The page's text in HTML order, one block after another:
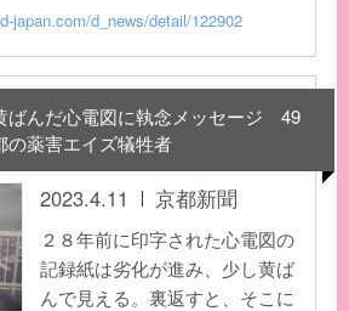
japan.com/d_news/detail/122902
ばんだ心電図に執念メッセージ 49
の薬害エイズ犠牲者
2023.4.11 京都新聞
２８年前に印字された心電図の
記録紙は劣化が進み、少し黄ば
んで見える。裏返すと、そこに